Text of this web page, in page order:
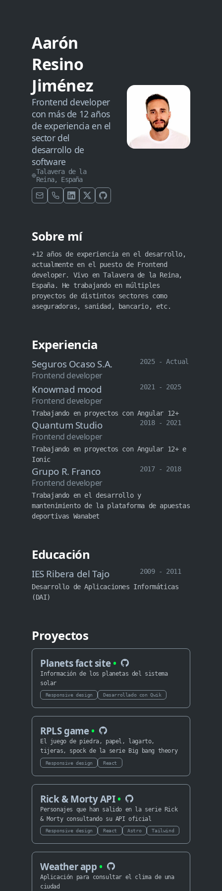
Aarón
Resino
Jiménez
Frontend developer
con más de 12 años
de experiencia en el
sector del
desarrollo de
software
Talavera de la
Reina, España
Sobre mí
+12 años de experiencia en el desarrollo,
actualmente en el puesto de Frontend
developer. Vivo en Talavera de la Reina,
España. He trabajando en múltiples
proyectos de distintos sectores como
aseguradoras, sanidad, bancario, etc.
Experiencia
Seguros Ocaso S.A.
Frontend developer
2025 - Actual
Knowmad mood
Frontend developer
2021 - 2025
Trabajando en proyectos con Angular 12+
Quantum Studio
Frontend developer
2018 - 2021
Trabajando en proyectos con Angular 12+ e
Ionic
Grupo R. Franco
Frontend developer
2017 - 2018
Trabajando en el desarrollo y
mantenimiento de la plataforma de apuestas
deportivas Wanabet
Educación
IES Ribera del Tajo
2009 - 2011
Desarrollo de Aplicaciones Informáticas
(DAI)
Proyectos
Planets fact site •
Información de los planetas del sistema
solar
Responsive design Desarrollado con Qwik
RPLS game •
El juego de piedra, papel, lagarto,
tijeras, spock de la serie Big bang theory
Responsive design React
Rick & Morty API •
Personajes que han salido en la serie Rick
& Morty consultando su API oficial
Responsive design React Astro Tailwind
Weather app •
Aplicación para consultar el clima de una
ciudad